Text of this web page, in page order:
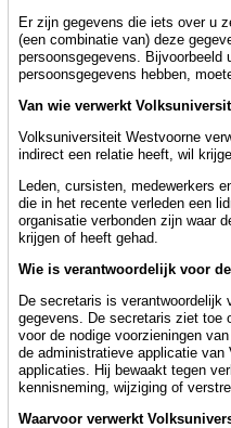
Er zijn gegevens die iets over u
(een combinatie van) deze
persoonsgegevens. Bijvoorbeeld
persoonsgegevens hebben,
Van wie verwerkt
Volksuniversiteit Westvoorne
indirect een relatie heeft, wil
Leden, cursisten, medewerkers
die in het recente verleden een
organisatie verbonden zijn waar
krijgen of heeft gehad.
Wie is verantwoordelijk voor
De secretaris is verantwoordelijk
gegevens. De secretaris ziet toe
voor de nodige voorzieningen
de administratieve applicatie van
applicaties. Hij bewaakt tegen
kennisneming, wijziging of
Waarvoor verwerkt